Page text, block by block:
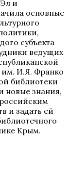
и
основные
субъекта
ведущих
им. И.Я. Франко
библиотеки
новые знания,
и задать ей
Крым.